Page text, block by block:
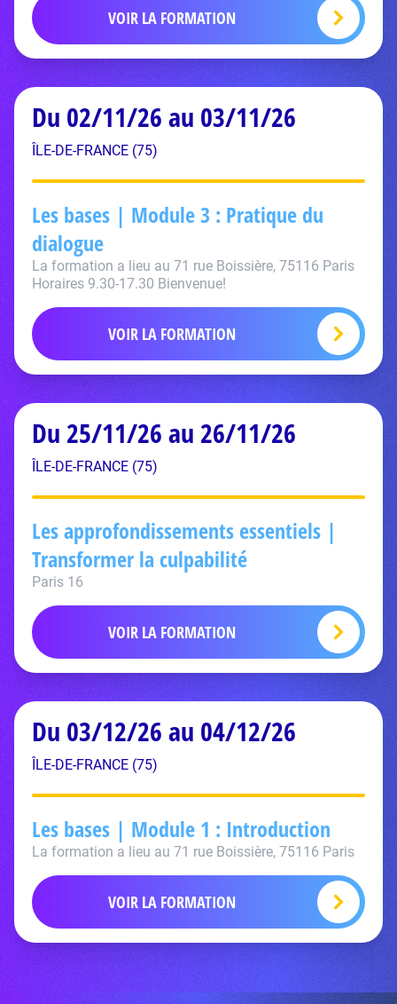
VOIR LA FORMATION
Du 02/11/26 au 03/11/26
ÎLE-DE-FRANCE (75)
Les bases | Module 3 : Pratique du
dialogue
La formation a lieu au 71 rue Boissière, 75116 Paris
Horaires 9.30-17.30 Bienvenue!
VOIR LA FORMATION
Du 25/11/26 au 26/11/26
ÎLE-DE-FRANCE (75)
Les approfondissements essentiels |
Transformer la culpabilité
Paris 16
VOIR LA FORMATION
Du 03/12/26 au 04/12/26
ÎLE-DE-FRANCE (75)
Les bases | Module 1 : Introduction
La formation a lieu au 71 rue Boissière, 75116 Paris
VOIR LA FORMATION